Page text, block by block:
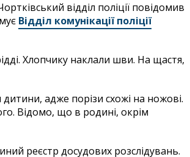
відділ поліції повідомив
Відділ комунікації поліції
Хлопчику наклали шви. На щастя,
адже порізи схожі на ножові.
Відомо, що в родині, окрім
реєстр досудових розслідувань.